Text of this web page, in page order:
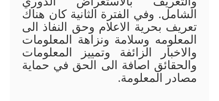
الشامل. وفي الفترة الثانية كان هناك
تعريف بحرية الاعلام وحق النفاذ الى
المعلومه وسلامة ونزاهة المعلومات
والاخبار الزائفة وتمييز المعلومات
والحقائق اصافة الى الحق في حماية
مصادر المعلومة.